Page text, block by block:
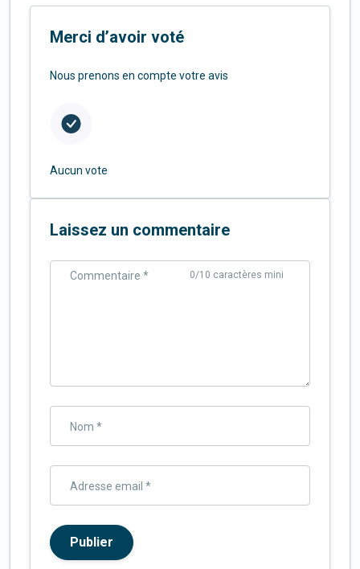
Merci d’avoir voté
Nous prenons en compte votre avis
Aucun vote
Laissez un commentaire
Commentaire * 0/10 caractères mini
Nom *
Adresse email *
Publier